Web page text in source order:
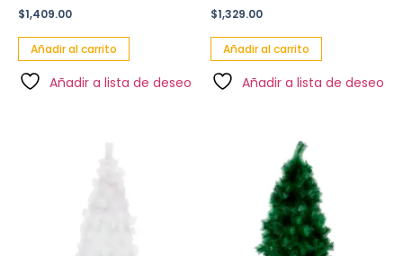
$1,409.00
Añadir al carrito
Añadir a lista de deseo
$1,329.00
Añadir al carrito
Añadir a lista de deseo